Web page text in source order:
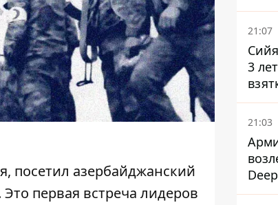
посетил азербайджанский
первая встреча лидеров
21:07
3
21:03